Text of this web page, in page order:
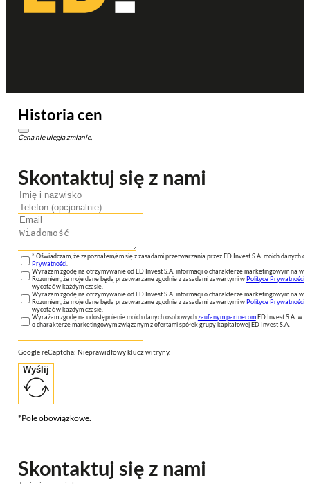
Historia cen
Cena nie uległa zmianie.
Skontaktuj się z nami
* Oświadczam, że zapoznałem/am się z zasadami przetwarzania przez ED Invest S.A. moich danych
Prywatności.
Wyrażam zgodę na otrzymywanie od ED Invest S.A. informacji o charakterze marketingowym na
Rozumiem, że moje dane będą przetwarzane zgodnie z zasadami zawartymi wPolityce Prywatności
wycofać w każdym czasie.
Wyrażam zgodę na otrzymywanie od ED Invest S.A. informacji o charakterze marketingowym na
Rozumiem, że moje dane będą przetwarzane zgodnie z zasadami zawartymi wPolityce Prywatności
wycofać w każdym czasie.
Wyrażam zgodę na udostępnienie moich danych osobowychzaufanym partneromED Invest S.A. w
o charakterze marketingowym związanym z ofertami spółek grupy kapitałowej ED Invest S.A.
Google reCaptcha: Nieprawidłowy klucz witryny.
Wyślij
*Pole obowiązkowe.
Skontaktuj się z nami